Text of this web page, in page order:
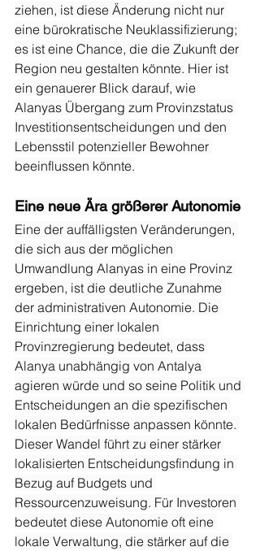
ziehen, ist diese Änderung nicht nur
eine bürokratische Neuklassifizierung;
es ist eine Chance, die die Zukunft der
Region neu gestalten könnte. Hier ist
ein genauerer Blick darauf, wie
Alanyas Übergang zum Provinzstatus
Investitionsentscheidungen und den
Lebensstil potenzieller Bewohner
beeinflussen könnte.
Eine neue Ära größerer Autonomie
Eine der auffälligsten Veränderungen,
die sich aus der möglichen
Umwandlung Alanyas in eine Provinz
ergeben, ist die deutliche Zunahme
der administrativen Autonomie. Die
Einrichtung einer lokalen
Provinzregierung bedeutet, dass
Alanya unabhängig von Antalya
agieren würde und so seine Politik und
Entscheidungen an die spezifischen
lokalen Bedürfnisse anpassen könnte.
Dieser Wandel führt zu einer stärker
lokalisierten Entscheidungsfindung in
Bezug auf Budgets und
Ressourcenzuweisung. Für Investoren
bedeutet diese Autonomie oft eine
lokale Verwaltung, die stärker auf die